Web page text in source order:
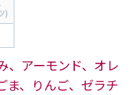
)
、アーモンド、オレ
ま、りんご、ゼラチ